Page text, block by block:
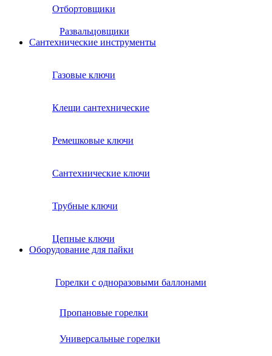
Отбортовщики
Развальцовщики
Сантехнические инcтрументы
Газовые ключи
Клещи сантехнические
Ремешковые ключи
Сантехнические ключи
Трубные ключи
Цепные ключи
Оборудование для пайки
Горелки с одноразовыми баллонами
Пропановые горелки
Универсальные горелки